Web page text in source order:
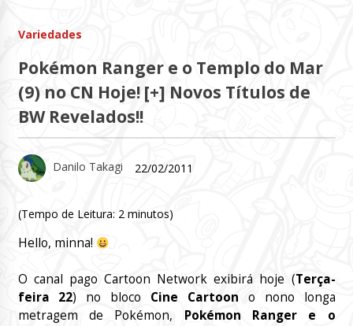
Variedades
Pokémon Ranger e o Templo do Mar
(9) no CN Hoje! [+] Novos Títulos de
BW Revelados!!
Danilo Takagi 22/02/2011
(Tempo de Leitura: 2 minutos)
Hello, minna!
O canal pago Cartoon Network exibirá hoje (Terça-
feira 22) no bloco Cine Cartoon o nono longa
metragem de Pokémon, Pokémon Ranger e o